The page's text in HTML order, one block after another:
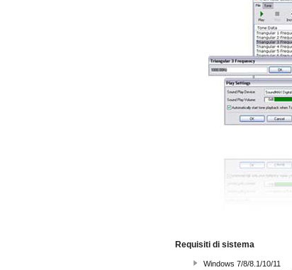
Requisiti di sistema
Windows 7/8/8.1/10/11